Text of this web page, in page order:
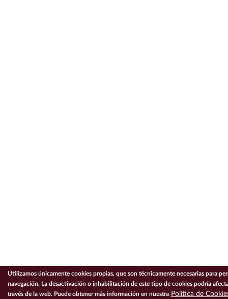
Utilizamos únicamente cookies propias, que son técnicamente necesarias para
navegación. La desactivación o inhabilitación de este tipo de cookies podría
través de la web. Puede obtener más información en nuestra Política de